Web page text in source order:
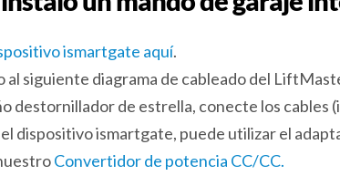
ismartgate aquí.
al siguiente diagrama de cableado del
destornillador de estrella, conecte los cables
dispositivo ismartgate, puede utilizar el
Convertidor de potencia CC/CC.